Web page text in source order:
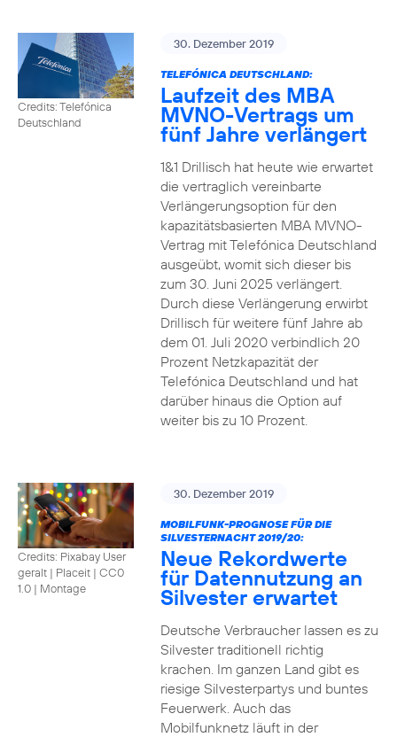
Credits: Telefónica
Deutschland
30. Dezember 2019
TELEFÓNICA DEUTSCHLAND:
Laufzeit des MBA
MVNO-Vertrags um
fünf Jahre verlängert
1&1 Drillisch hat heute wie erwartet
die vertraglich vereinbarte
Verlängerungsoption für den
kapazitätsbasierten MBA MVNO-
Vertrag mit Telefónica Deutschland
ausgeübt, womit sich dieser bis
zum 30. Juni 2025 verlängert.
Durch diese Verlängerung erwirbt
Drillisch für weitere fünf Jahre ab
dem 01. Juli 2020 verbindlich 20
Prozent Netzkapazität der
Telefónica Deutschland und hat
darüber hinaus die Option auf
weiter bis zu 10 Prozent.
Credits: Pixabay User
geralt | Placeit | CC0
1.0 | Montage
30. Dezember 2019
MOBILFUNK-PROGNOSE FÜR DIE
SILVESTERNACHT 2019/20:
Neue Rekordwerte
für Datennutzung an
Silvester erwartet
Deutsche Verbraucher lassen es zu
Silvester traditionell richtig
krachen. Im ganzen Land gibt es
riesige Silvesterpartys und buntes
Feuerwerk. Auch das
Mobilfunknetz läuft in der